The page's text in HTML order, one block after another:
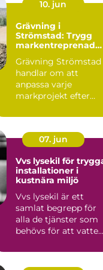
10. jun
Grävning i
Strömstad: Trygg
markentreprenad
Grävning Strömstad
handlar om att
anpassa varje
markprojekt efter
speciella f...
07. jun
Vvs lysekil för
installationer i
kustnära miljö
Vvs lysekil är ett
samlat begrepp för
alla de tjänster som
behövs för att